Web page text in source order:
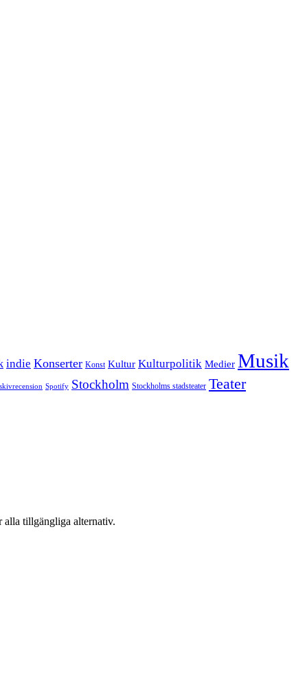
indie Konserter Konst Kultur Kulturpolitik Medier Musik
skivrecension Spotify Stockholm Stockholms stadsteater Teater
alla tillgängliga alternativ.